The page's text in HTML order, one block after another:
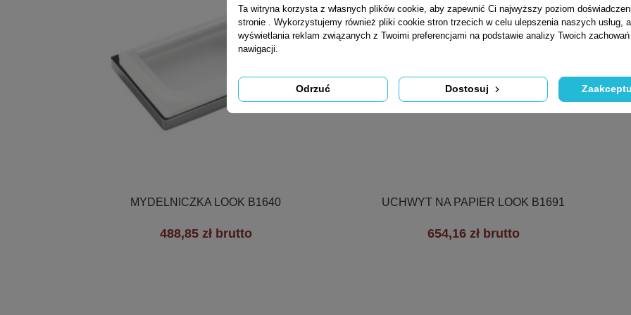
Szybki podgląd
MYDELNICZKA LOOK B1640
488,85 zł brutto
Szybki podgląd
UCHWYT NA PAPIER LOOK B1691
654,16 zł brutto
Ta witryna korzysta z własnych plików cookie, aby zapewnić Ci najwyższy poziom
stronie . Wykorzystujemy również pliki cookie stron trzecich w celu ulepszenia naszych usług,
wyświetlania reklam związanych z Twoimi preferencjami na podstawie analizy Twoich
nawigacji.
Odrzuć Dostosuj